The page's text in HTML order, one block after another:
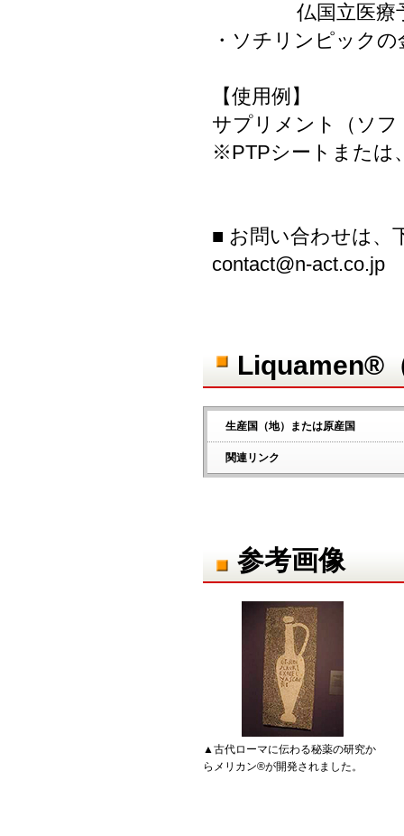
仏国立医療予
・ソチリンピック
【使用例】
サプリメント（ソ
※PTPシートまたは
■ お問い合わせは、
contact@n-act.co.jp
Liquamen®
生産国（地）または原産国
関連リンク
参考画像
▲古代ローマに伝わる秘薬の研究か
らメリカン®が開発されました。